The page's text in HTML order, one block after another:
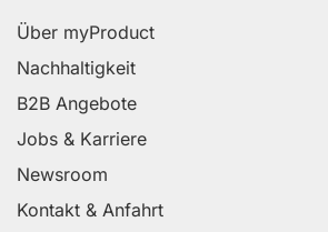
Über myProduct
Nachhaltigkeit
B2B Angebote
Jobs & Karriere
Newsroom
Kontakt & Anfahrt